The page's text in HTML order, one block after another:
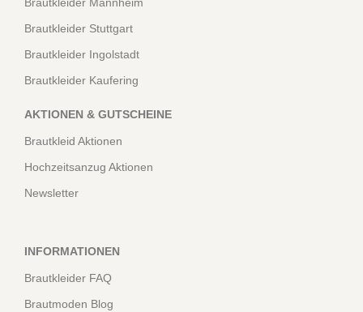
Brautkleider Stuttgart
Brautkleider Ingolstadt
Brautkleider Kaufering
AKTIONEN & GUTSCHEINE
Brautkleid Aktionen
Hochzeitsanzug Aktionen
Newsletter
INFORMATIONEN
Brautkleider FAQ
Brautmoden Blog